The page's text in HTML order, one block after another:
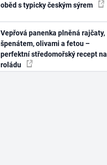
oběd s typicky českým sýrem
Vepřová panenka plněná rajčaty,
špenátem, olivami a fetou –
perfektní středomořský recept na
roládu